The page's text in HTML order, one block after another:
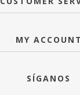
MY ACCOUNT
SÍGANOS